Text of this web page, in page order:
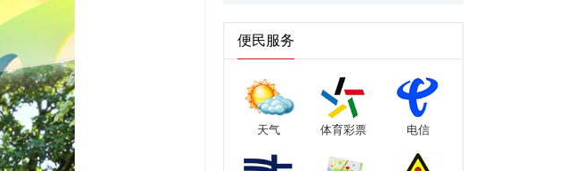
便民服务
天气 体育彩票 电信